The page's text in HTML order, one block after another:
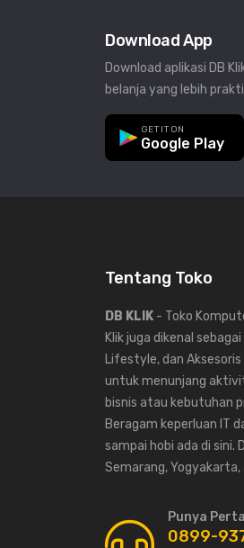
Download App
Download aplikasi DB
belanja yang lebih
GET IT ON
Google Play
Tentang Toko
DB KLIK - Toko
Klik juga dikenal
Lifestyle, dan
untuk menunjang
bisnis atau kebutuhan
Beragam keperluan IT
sampai hobi ada di sini.
Semarang, Yogyakarta,
Punya
0899-